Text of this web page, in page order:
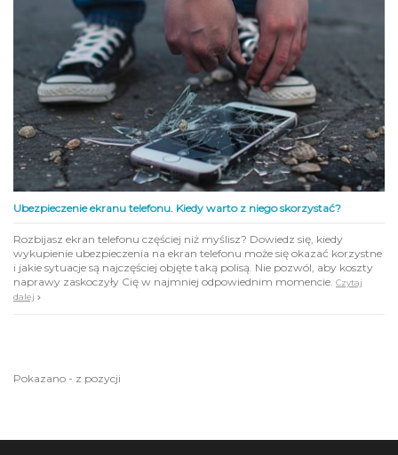
Ubezpieczenie ekranu telefonu. Kiedy warto z niego skorzystać?
Rozbijasz ekran telefonu częściej niż myślisz? Dowiedz się, kiedy
wykupienie ubezpieczenia na ekran telefonu może się okazać korzystne
i jakie sytuacje są najczęściej objęte taką polisą. Nie pozwól, aby koszty
naprawy zaskoczyły Cię w najmniej odpowiednim momencie. Czytaj
dalej
Pokazano - z pozycji